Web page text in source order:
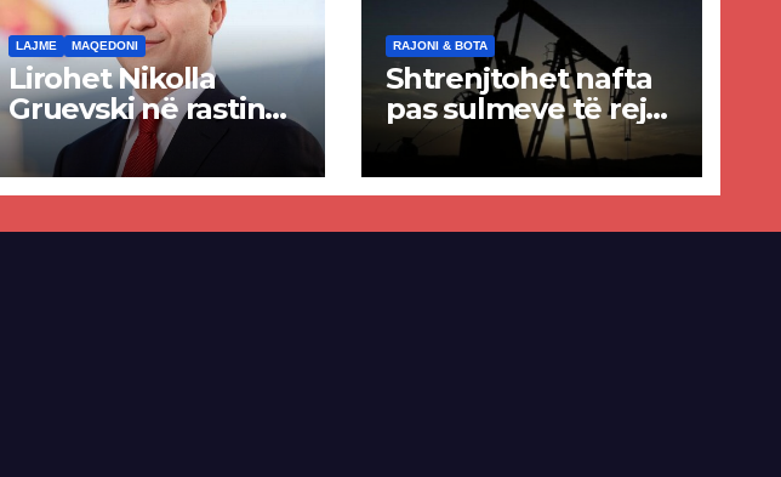
LAJME MAQEDONI
Lirohet Nikolla
Gruevski në rastin
“Talir 2”, gjykata
rrëzon akuzat për
ndërtimin e
paligjshëm të selisë
RAJONI & BOTA
Shtrenjtohet nafta
pas sulmeve të reja
SHBA–Iran